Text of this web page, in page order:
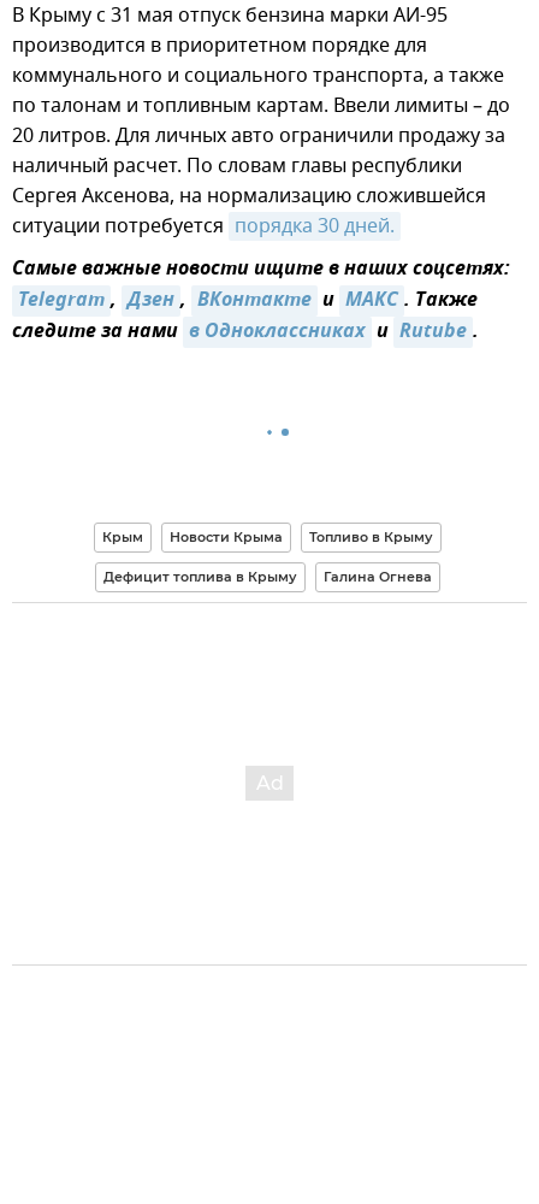
В Крыму с 31 мая отпуск бензина марки АИ-95
производится в приоритетном порядке для
коммунального и социального транспорта, а также
по талонам и топливным картам. Ввели лимиты – до
20 литров. Для личных авто ограничили продажу за
наличный расчет. По словам главы республики
Сергея Аксенова, на нормализацию сложившейся
ситуации потребуется порядка 30 дней.
Самые важные новости ищите в наших соцсетях:
Telegram, Дзен, ВКонтакте и МАКС. Также
следите за нами в Одноклассниках и Rutube.
Крым Новости Крыма Топливо в Крыму
Дефицит топлива в Крыму Галина Огнева